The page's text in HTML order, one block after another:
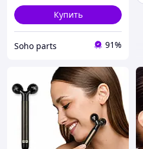
Купить
Soho parts 91%